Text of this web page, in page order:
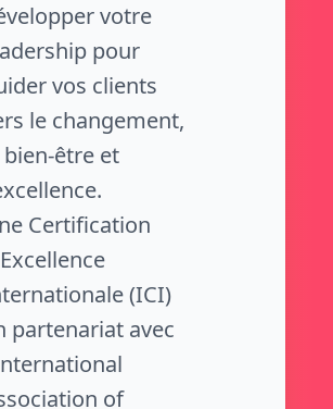
votre
pour
vos clients
le changement,
bien-être et
Certification
(ICI)
partenariat avec
of